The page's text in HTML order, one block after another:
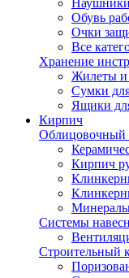
Обувь
Очки
Все
Хранение
Жилеты и
Сумки
Ящики
Кирпич
Облицовочный
Кирпич
Системы
Строительный